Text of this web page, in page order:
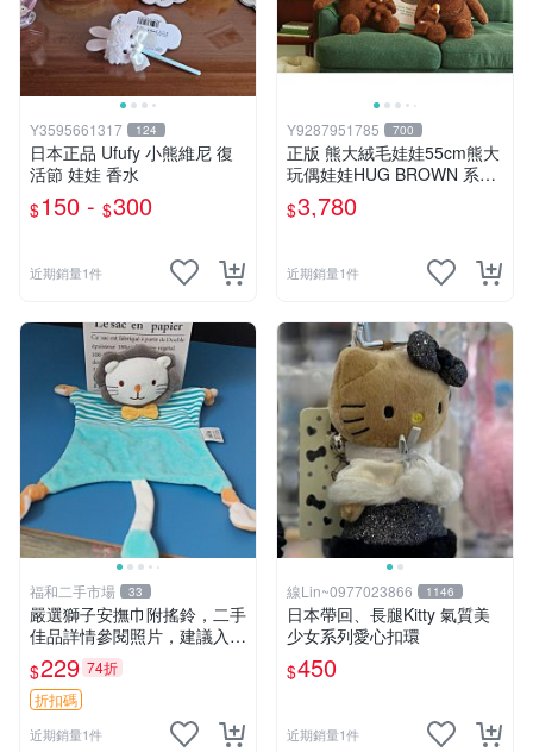
Y3595661317 124
日本正品 Ufufy 小熊維尼 復
活節 娃娃 香水
$150 - $300
近期銷量1件
Y9287951785 700
正版 熊大絨毛娃娃55cm熊大
玩偶娃娃HUG BROWN 系列
55公分韓國 line friends熊大
玩偶娃娃禮物生日
$3,780
近期銷量1件
福和二手市場 33
嚴選獅子安撫巾附搖鈴，二手
佳品詳情參閱照片，建議入手
前多加斟酌。獅子 撫慰巾 達
人必備
$229 74折
折扣碼
近期銷量1件
線Lin~0977023866 1146
日本帶回、長腿Kitty 氣質美
少女系列愛心扣環
$450
近期銷量1件